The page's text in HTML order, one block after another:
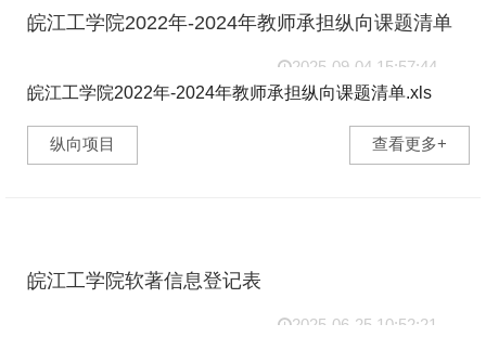
皖江工学院2022年-2024年教师承担纵向课题清单
2025-09-04 15:57:44
皖江工学院2022年-2024年教师承担纵向课题清单.xls
b43fe3ed324d1b4efe0ff7735a1dfd5e.xls (68.00 KB) ...
纵向项目
查看更多+
皖江工学院软著信息登记表
2025-06-25 10:52:21